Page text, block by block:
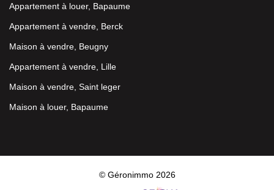
Appartement à louer, Bapaume
Appartement à vendre, Berck
Maison à vendre, Beugny
Appartement à vendre, Lille
Maison à vendre, Saint leger
Maison à louer, Bapaume
© Géronimmo 2026